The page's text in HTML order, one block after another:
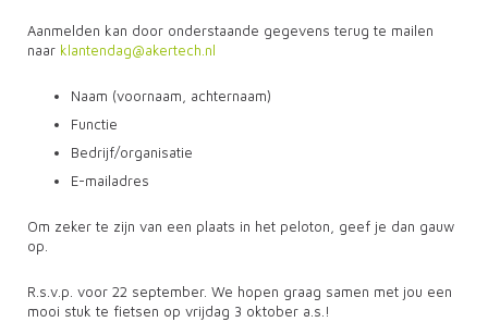
Aanmelden kan door onderstaande gegevens terug te mailen
naar klantendag@akertech.nl
Naam (voornaam, achternaam)
Functie
Bedrijf/organisatie
E-mailadres
Om zeker te zijn van een plaats in het peloton, geef je dan gauw
op.
R.s.v.p. voor 22 september. We hopen graag samen met jou een
mooi stuk te fietsen op vrijdag 3 oktober a.s.!